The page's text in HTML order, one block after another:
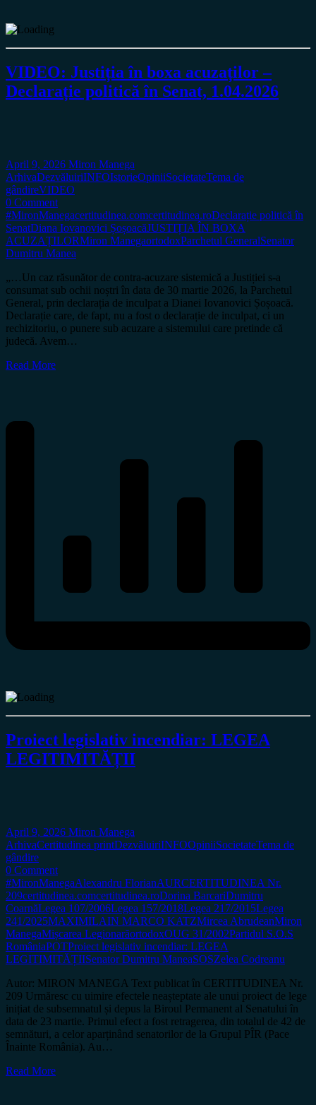
VIDEO: Justiția în boxa acuzaților –
Declarație politică în Senat, 1.04.2026
April 9, 2026 Miron Manega
ArhivaDezvăluiriINFOIstorieOpiniiSocietateTema de
gândireVIDEO
0 Comment
#MironManegacertitudinea.comcertitudinea.roDeclarație politică în
SenatDiana Iovanovici ȘoșoacăJUSTIȚIA ÎN BOXA
ACUZAȚILORMiron ManegaortodoxParchetul GeneralSenator
Dumitru Manea
„…Un caz răsunător de contra-acuzare sistemică a Justiției s-a
consumat sub ochii noștri în data de 30 martie 2026, la Parchetul
General, prin declarația de inculpat a Dianei Iovanovici Șoșoacă.
Declarație care, de fapt, nu a fost o declarație de inculpat, ci un
rechizitoriu, o punere sub acuzare a sistemului care pretinde că
judecă. Avem…
Read More
Proiect legislativ incendiar: LEGEA
LEGITIMITĂȚII
April 9, 2026 Miron Manega
ArhivaCertitudinea printDezvăluiriINFOOpiniiSocietateTema de
gândire
0 Comment
#MironManegaAlexandru FlorianAURCERTITUDINEA Nr.
209certitudinea.comcertitudinea.roDorina BarcariDumitru
CoarnăLegea 107/2006Legea 157/2018Legea 217/2015Legea
241/2025MAXIMILAIN MARCO KATZMircea AbrudeanMiron
ManegaMișcarea LegionarăortodoxOUG 31/2002Partidul S.O.S
RomâniaPOTProiect legislativ incendiar: LEGEA
LEGITIMITĂȚIISenator Dumitru ManeaSOSZelea Codreanu
Autor: MIRON MANEGA Text publicat în CERTITUDINEA Nr.
209 Urmăresc cu uimire efectele neașteptate ale unui proiect de lege
inițiat de subsemnatul și depus la Biroul Permanent al Senatului în
data de 23 martie. Primul efect a fost retragerea, din totalul de 42 de
semnături, a celor aparținând senatorilor de la Grupul PÎR (Pace
Înainte România). Au…
Read More